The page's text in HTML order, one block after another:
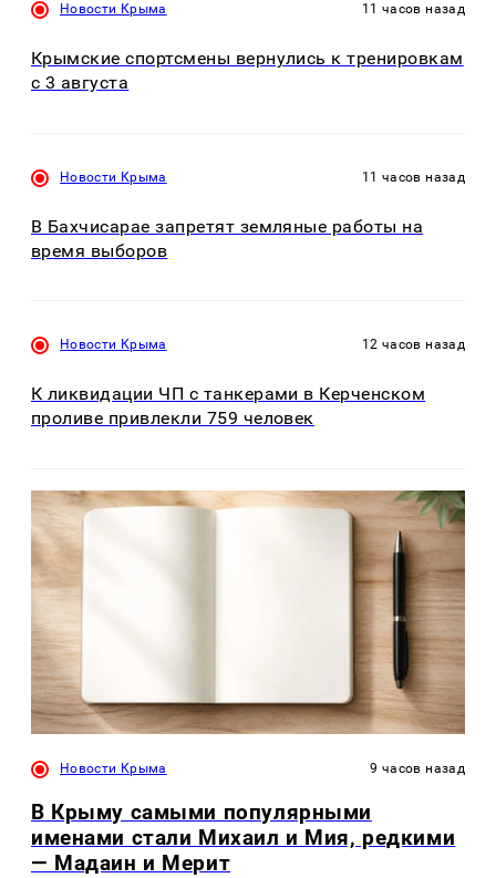
Новости Крыма 11 часов назад
Крымские спортсмены вернулись к тренировкам
с 3 августа
Новости Крыма 11 часов назад
В Бахчисарае запретят земляные работы на
время выборов
Новости Крыма 12 часов назад
К ликвидации ЧП с танкерами в Керченском
проливе привлекли 759 человек
Новости Крыма 9 часов назад
В Крыму самыми популярными
именами стали Михаил и Мия, редкими
— Мадаин и Мерит